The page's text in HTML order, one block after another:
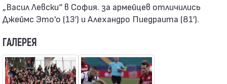
„Васил Левски“ в София. за армейцев отличились
Джеймс Это'о (13′) и Алехандро Пиедраита (81′).
ГАЛЕРЕЯ